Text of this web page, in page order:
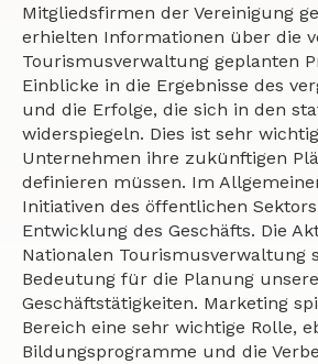
Mitgliedsfirmen der Vereinigung
erhielten Informationen über die
Tourismusverwaltung geplanten
Einblicke in die Ergebnisse des
und die Erfolge, die sich in den
widerspiegeln. Dies ist sehr
Unternehmen ihre zukünftigen
definieren müssen. Im
Initiativen des öffentlichen
Entwicklung des Geschäfts. Die
Nationalen Tourismusverwaltung
Bedeutung für die Planung
Geschäftstätigkeiten. Marketing
Bereich eine sehr wichtige Rolle,
Bildungsprogramme und die